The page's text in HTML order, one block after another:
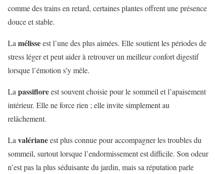
comme des trains en retard, certaines plantes offrent une présence
douce et stable.
La mélisseest l’une des plus aimées. Elle soutient les périodes de
stress léger et peut aider à retrouver un meilleur confort digestif
lorsque l’émotion s’y mêle.
La passifloreest souvent choisie pour le sommeil et l’apaisement
intérieur. Elle ne force rien ; elle invite simplement au
relâchement.
La valérianeest plus connue pour accompagner les troubles du
sommeil, surtout lorsque l’endormissement est difficile. Son odeur
n’est pas la plus séduisante du jardin, mais sa réputation parle